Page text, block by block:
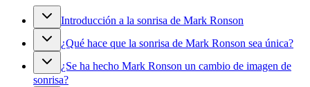
Introducción a la sonrisa de Mark Ronson
¿Qué hace que la sonrisa de Mark Ronson sea única?
¿Se ha hecho Mark Ronson un cambio de imagen de
sonrisa?